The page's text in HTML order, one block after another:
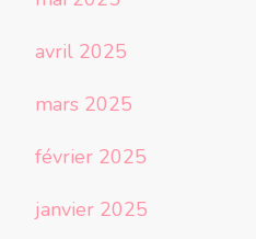
avril 2025
mars 2025
février 2025
janvier 2025